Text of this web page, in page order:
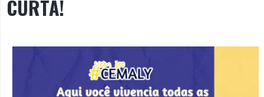
CURTA!